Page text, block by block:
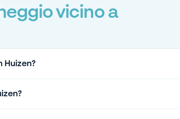
vicino a
Huizen?